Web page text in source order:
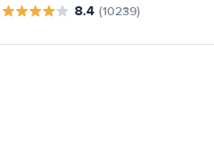
8.4 (10239)